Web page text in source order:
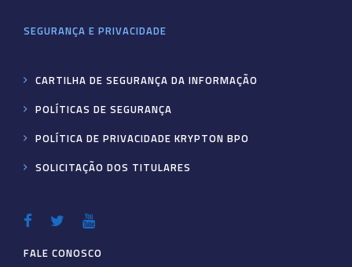
SEGURANÇA E PRIVACIDADE
CARTILHA DE SEGURANÇA DA INFORMAÇÃO
POLÍTICAS DE SEGURANÇA
POLÍTICA DE PRIVACIDADE KRYPTON BPO
SOLICITAÇÃO DOS TITULARES
FALE CONOSCO